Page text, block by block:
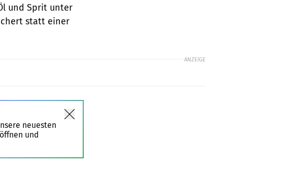
und Sprit unter
statt einer
ANZEIGE
neuesten
und